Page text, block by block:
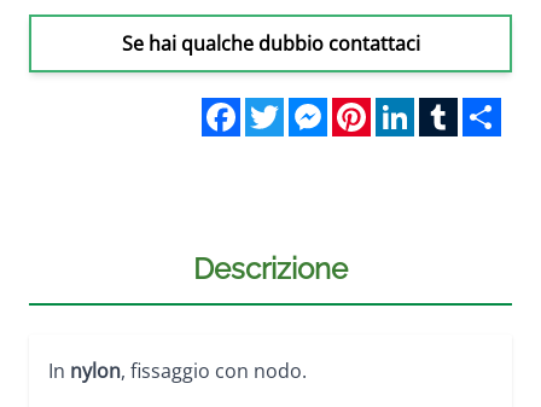
Se hai qualche dubbio contattaci
FacebookTwitterMessengerPinterestLinkedInTumblr
Descrizione
In nylon, fissaggio con nodo.